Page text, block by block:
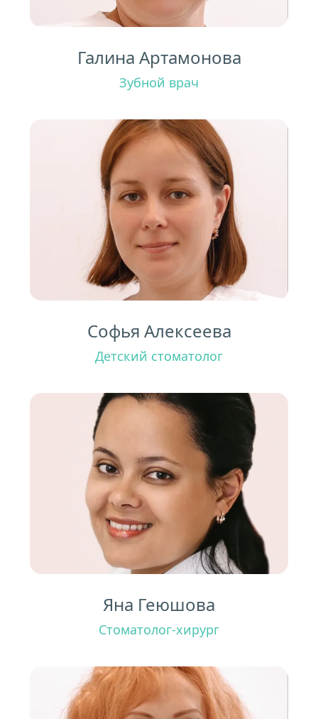
Галина Артамонова
Зубной врач
Софья Алексеева
Детский стоматолог
Яна Геюшова
Стоматолог-хирург